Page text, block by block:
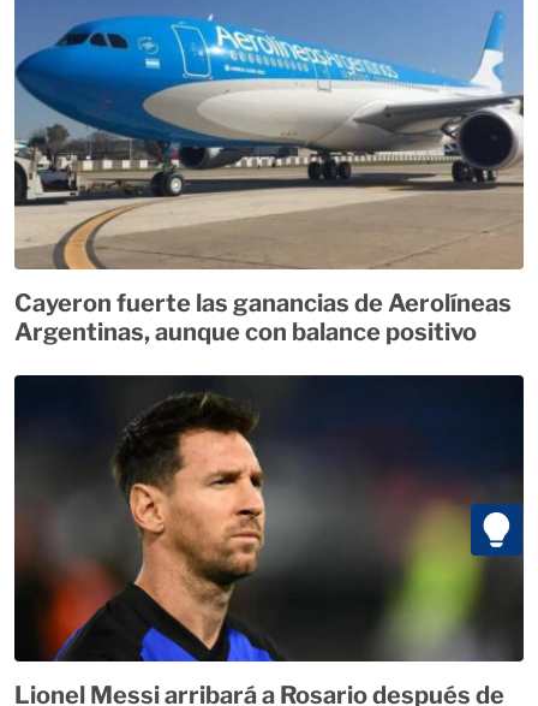
Cayeron fuerte las ganancias de Aerolíneas
Argentinas, aunque con balance positivo
Lionel Messi arribará a Rosario después de